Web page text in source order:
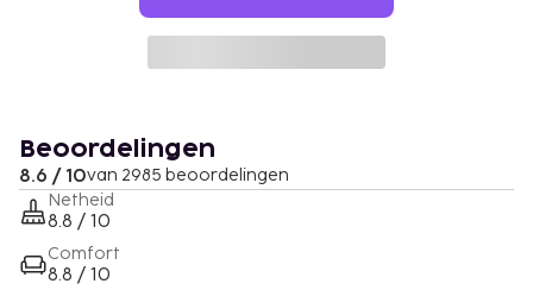
Beoordelingen
8.6 / 10van 2985 beoordelingen
Netheid
8.8 / 10
Comfort
8.8 / 10